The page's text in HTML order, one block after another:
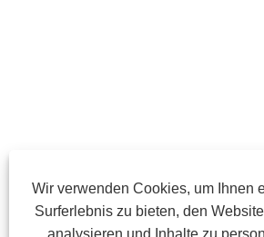
Wir verwenden Cookies, um Ihnen
Surferlebnis zu bieten, den
analysieren und Inhalte zu